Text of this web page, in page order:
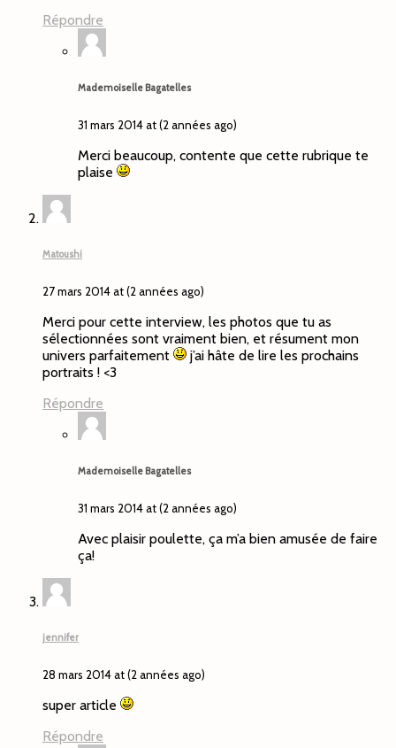
Répondre
Mademoiselle Bagatelles
31 mars 2014 at (2 années ago)
Merci beaucoup, contente que cette rubrique te
plaise
Matoushi
27 mars 2014 at (2 années ago)
Merci pour cette interview, les photos que tu as
sélectionnées sont vraiment bien, et résument mon
univers parfaitement
j’ai hâte de lire les prochains
portraits ! <3
Répondre
Mademoiselle Bagatelles
31 mars 2014 at (2 années ago)
Avec plaisir poulette, ça m’a bien amusée de faire
ça!
jennifer
28 mars 2014 at (2 années ago)
super article
Répondre